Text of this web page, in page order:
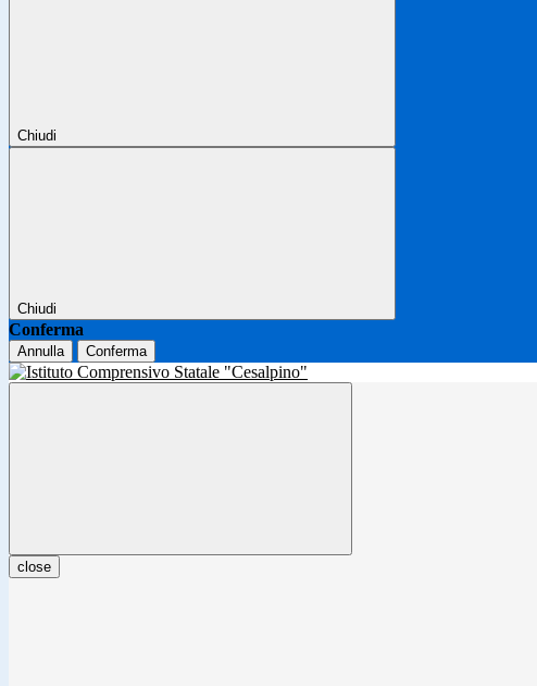
Chiudi
Chiudi
Conferma
Annulla Conferma
close